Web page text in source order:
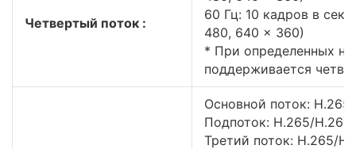
Четвертый поток :
60 Гц: 10 кадров в
480, 640 × 360)
* При определенных
поддерживается
Основной поток:
Подпоток: H.265/
Третий поток: H.265/